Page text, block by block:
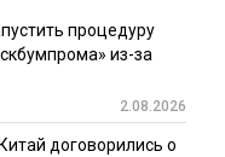
процедуру
из-за
2.08.2026
договорились о